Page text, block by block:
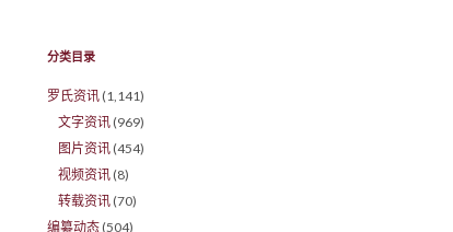
分类目录
罗氏资讯 (1,141)
文字资讯 (969)
图片资讯 (454)
视频资讯 (8)
转载资讯 (70)
编纂动态 (504)